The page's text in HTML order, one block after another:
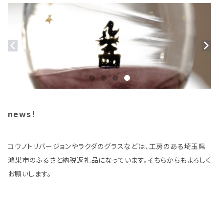
news！
コウノトリバージョンやラクダのグラスなどは、工房のある埼玉県
鴻巣市のふるさと納税返礼品になっています。そちらからもよろしく
お願いします。